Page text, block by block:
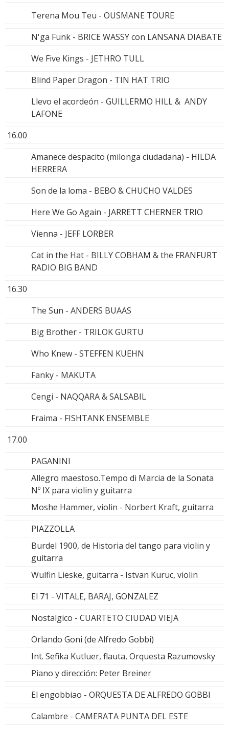
Terena Mou Teu - OUSMANE TOURE
N'ga Funk - BRICE WASSY con LANSANA DIABATE
We Five Kings - JETHRO TULL
Blind Paper Dragon - TIN HAT TRIO
Llevo el acordeón - GUILLERMO HILL & ANDY
LAFONE
16.00
Amanece despacito (milonga ciudadana) - HILDA
HERRERA
Son de la loma - BEBO & CHUCHO VALDES
Here We Go Again - JARRETT CHERNER TRIO
Vienna - JEFF LORBER
Cat in the Hat - BILLY COBHAM & the FRANFURT
RADIO BIG BAND
16.30
The Sun - ANDERS BUAAS
Big Brother - TRILOK GURTU
Who Knew - STEFFEN KUEHN
Fanky - MAKUTA
Cengi - NAQQARA & SALSABIL
Fraima - FISHTANK ENSEMBLE
17.00
PAGANINI
Allegro maestoso.Tempo di Marcia de la Sonata
Nº IX para violin y guitarra
Moshe Hammer, violin - Norbert Kraft, guitarra
PIAZZOLLA
Burdel 1900, de Historia del tango para violin y
guitarra
Wulfin Lieske, guitarra - Istvan Kuruc, violin
El 71 - VITALE, BARAJ, GONZALEZ
Nostalgico - CUARTETO CIUDAD VIEJA
Orlando Goni (de Alfredo Gobbi)
Int. Sefika Kutluer, flauta, Orquesta Razumovsky
Piano y dirección: Peter Breiner
El engobbiao - ORQUESTA DE ALFREDO GOBBI
Calambre - CAMERATA PUNTA DEL ESTE